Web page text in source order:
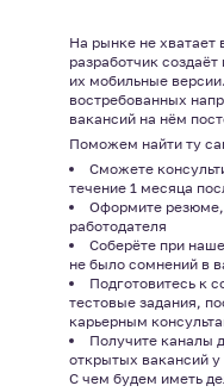
На рынке не хватает
разработчик
их мобильные
востребованных
вакансий на нём
Поможем найти ту
Сможете
течение 1 месяца
Оформите резюме,
работодателя
Соберёте при
не было сомнений в
Подготовитесь к
тестовые задания,
карьерным
Получите каналы
открытых вакансий
С чем будем иметь